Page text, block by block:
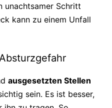
unachtsamer Schritt
kann zu einem Unfall
ausgesetzten Stellen
sein. Es ist besser,